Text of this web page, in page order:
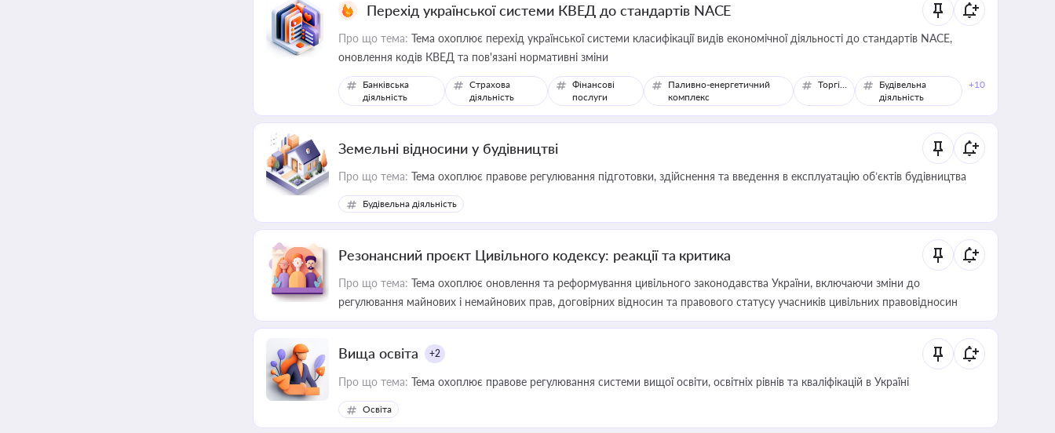
Перехід української системи КВЕД до стандартів NACE
Про що тема: Тема охоплює перехід української системи класифікації видів економічної діяльності до стандартів NACE,
оновлення кодів КВЕД та пов'язані нормативні зміни
Банківська
діяльність
Страхова
діяльність
Фінансові
послуги
Паливно-енергетичний
комплекс
Торгівля
Будівельна
діяльність
+10
Земельні відносини у будівництві
Про що тема: Тема охоплює правове регулювання підготовки, здійснення та введення в експлуатацію об’єктів будівництва
Будівельна діяльність
Резонансний проєкт Цивільного кодексу: реакції та критика
Про що тема: Тема охоплює оновлення та реформування цивільного законодавства України, включаючи зміни до
регулювання майнових і немайнових прав, договірних відносин та правового статусу учасників цивільних правовідносин
Вища освіта +2
Про що тема: Тема охоплює правове регулювання системи вищої освіти, освітніх рівнів та кваліфікацій в Україні
Освіта